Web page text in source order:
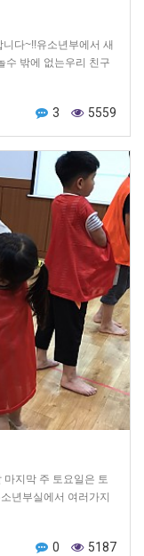
다~!!유소년부에서 새
수 밖에 없는우리 친구
3 5559
지막 주 토요일​은 토
년부실에서 여러가지
0 5187